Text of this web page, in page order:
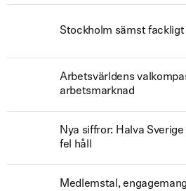
Stockholm sämst
Arbetsvärldens
arbetsmarknad
Nya siffror: Halva
fel håll
Medlemstal,